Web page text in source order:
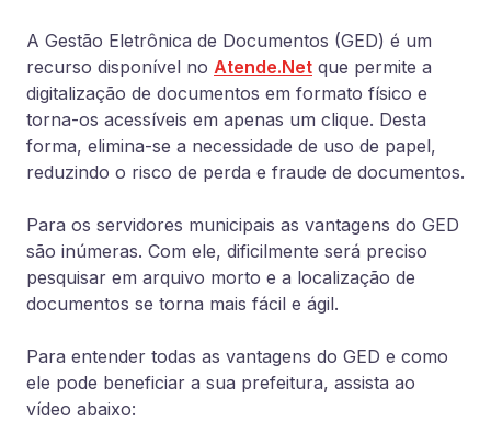
A Gestão Eletrônica de Documentos (GED) é um
recurso disponível no Atende.Net que permite a
digitalização de documentos em formato físico e
torna-os acessíveis em apenas um clique. Desta
forma, elimina-se a necessidade de uso de papel,
reduzindo o risco de perda e fraude de documentos.
Para os servidores municipais as vantagens do GED
são inúmeras. Com ele, dificilmente será preciso
pesquisar em arquivo morto e a localização de
documentos se torna mais fácil e ágil.
Para entender todas as vantagens do GED e como
ele pode beneficiar a sua prefeitura, assista ao
vídeo abaixo: